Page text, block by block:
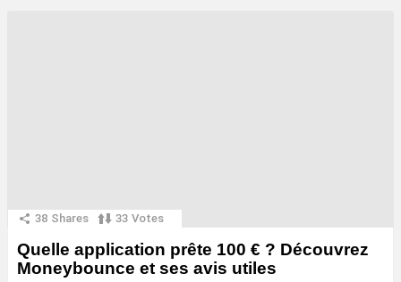
38 Shares 33 Votes
Quelle application prête 100 € ? Découvrez
Moneybounce et ses avis utiles